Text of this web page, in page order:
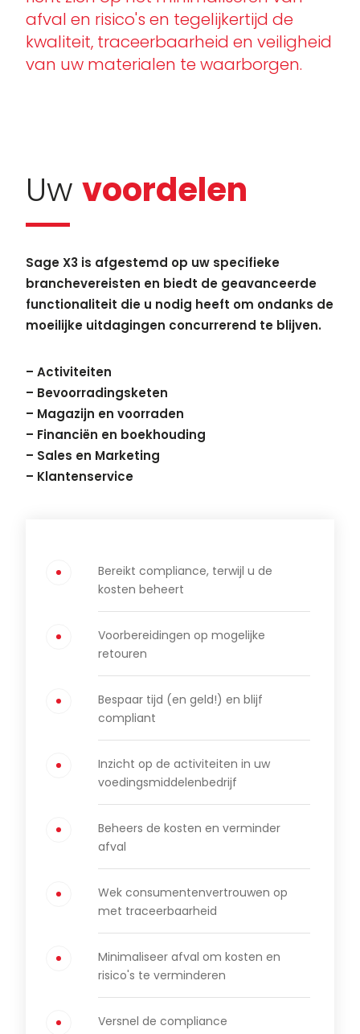
afval en risico's en tegelijkertijd de
kwaliteit, traceerbaarheid en veiligheid
van uw materialen te waarborgen.
Uw voordelen
Sage X3 is afgestemd op uw specifieke
branchevereisten en biedt de geavanceerde
functionaliteit die u nodig heeft om ondanks de
moeilijke uitdagingen concurrerend te blijven.
– Activiteiten
– Bevoorradingsketen
– Magazijn en voorraden
– Financiën en boekhouding
– Sales en Marketing
– Klantenservice
Bereikt compliance, terwijl u de
kosten beheert
Voorbereidingen op mogelijke
retouren
Bespaar tijd (en geld!) en blijf
compliant
Inzicht op de activiteiten in uw
voedingsmiddelenbedrijf
Beheers de kosten en verminder
afval
Wek consumentenvertrouwen op
met traceerbaarheid
Minimaliseer afval om kosten en
risico's te verminderen
Versnel de compliance